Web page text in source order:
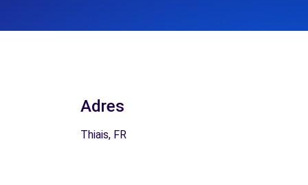
Adres
Thiais, FR